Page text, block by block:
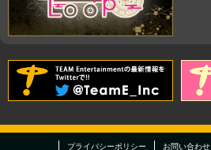
プライバシーポリシー お問い合わせ